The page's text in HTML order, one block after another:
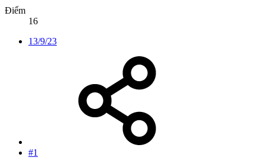
Điểm
16
13/9/23
#1